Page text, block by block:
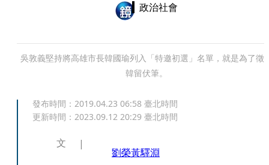
政治社會
吳敦義堅持將高雄市長韓國瑜列入「特邀初選」名單，就是為了徵
韓留伏筆。
發布時間： 2019.04.23 06:58 臺北時間
更新時間： 2023.09.12 20:29 臺北時間
文
劉榮黃驛淵